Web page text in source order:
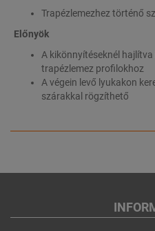
Trapézlemezhez történő
Előnyök
A kikönnyítéseknél
trapézlemez profilokhoz
A végein levő lyukakon
szárakkal rögzíthető